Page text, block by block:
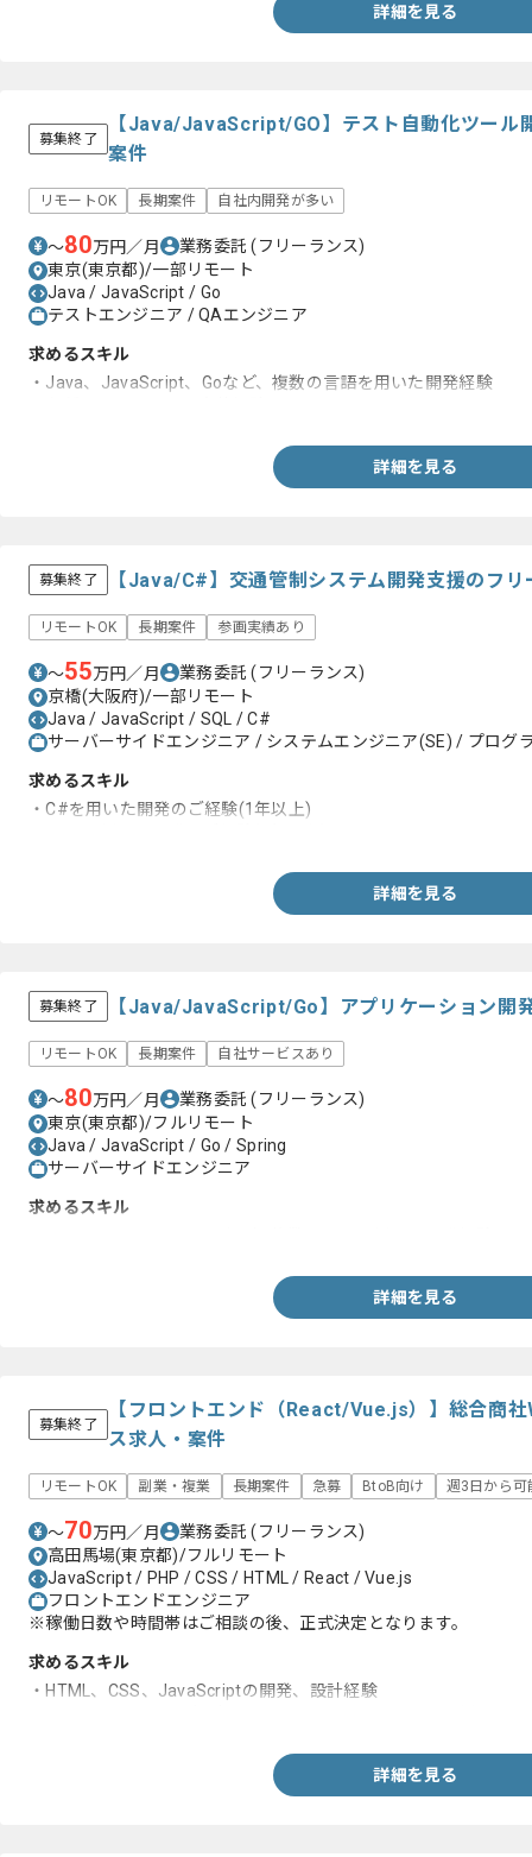
詳細を見る
募集終了
【Java/JavaScript/GO】テスト自動化ツール
案件
リモートOK 長期案件 自社内開発が多い
〜80万円／月 業務委託(フリーランス)
東京(東京都)/一部リモート
Java / JavaScript / Go
テストエンジニア / QAエンジニア
求めるスキル
・Java、JavaScript、Goなど、複数の言語を用いた開発経験
詳細を見る
募集終了 【Java/C#】交通管制システム開発支援のフ
リモートOK 長期案件 参画実績あり
〜55万円／月 業務委託(フリーランス)
京橋(大阪府)/一部リモート
Java / JavaScript / SQL / C#
サーバーサイドエンジニア / システムエンジニア(SE) / プログ
求めるスキル
・C#を用いた開発のご経験(1年以上)
詳細を見る
募集終了 【Java/JavaScript/Go】アプリケーション開
リモートOK 長期案件 自社サービスあり
〜80万円／月 業務委託(フリーランス)
東京(東京都)/フルリモート
Java / JavaScript / Go / Spring
サーバーサイドエンジニア
求めるスキル
詳細を見る
募集終了
【フロントエンド（React/Vue.js）】総合商
ス求人・案件
リモートOK 副業・複業 長期案件 急募 BtoB向け 週3日から可
〜70万円／月 業務委託(フリーランス)
高田馬場(東京都)/フルリモート
JavaScript / PHP / CSS / HTML / React / Vue.js
フロントエンドエンジニア
※稼働日数や時間帯はご相談の後、正式決定となります。
求めるスキル
・HTML、CSS、JavaScriptの開発、設計経験
詳細を見る